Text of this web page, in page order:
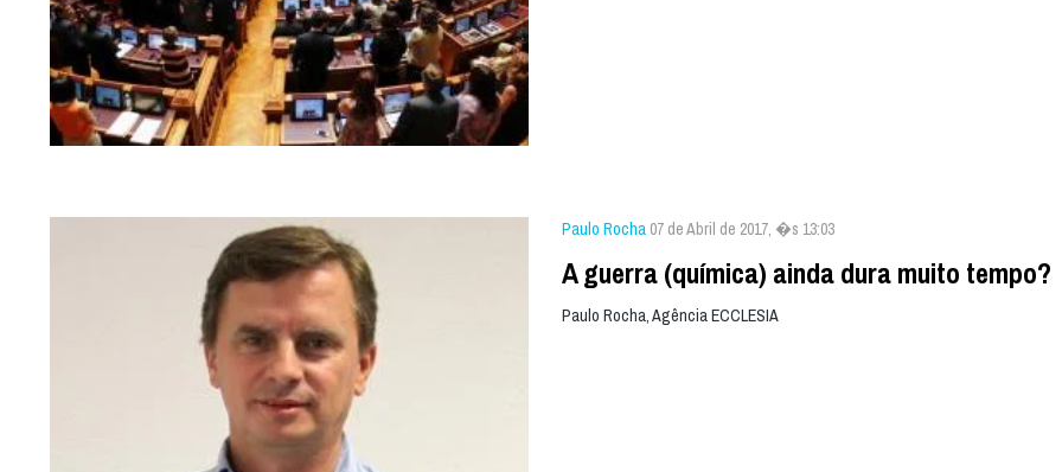
Paulo Rocha 07 de Abril de 2017, �s 13:03
A guerra (química) ainda dura muito tempo?
Paulo Rocha, Agência ECCLESIA